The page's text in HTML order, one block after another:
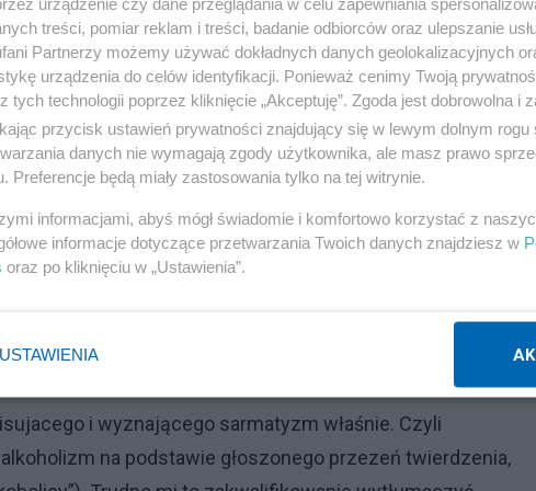
niedawno twierdzeniem, że...
sarmatyzmu zostały zakazane na równi z
na niewolnictwie, a więc zbrodni przeciw
toto, w świetle mych wynurzeń o tym, że sarmatyzm
posądzi. Naiwny byłem i w błedzie, bo właśnie ostatnio
przed dekadą) ksiażki o Sarmacji, w której piszę, że
obelżywy i mylący
i wyznającego sarmatyzm właśnie. Czyli
na podstawie głoszonego przezeń twierdzenia,
treści, pomiar reklam i treści, badanie odbiorców oraz ulepszanie
Partnerzy możemy używać dokładnych danych geolokalizacyjnych
urządzenia do celów identyfikacji. Ponieważ cenimy Twoją
tych technologii poprzez kliknięcie „Akceptuję”. Zgoda jest dobrowolna i
przycisk ustawień prywatności znajdujący się w lewym dolnym rogu
danych nie wymagają zgody użytkownika, ale masz prawo
Preferencje będą miały zastosowania tylko na tej witrynie.
informacjami, abyś mógł świadomie i komfortowo korzystać z
informacje dotyczące przetwarzania Twoich danych znajdziesz w
oraz po kliknięciu w „Ustawienia”.
USTAWIENIA